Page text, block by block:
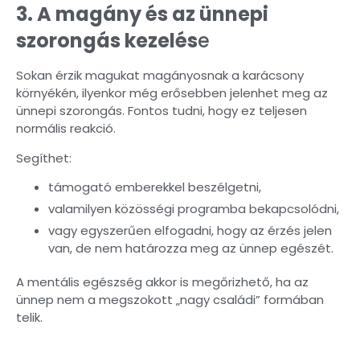
3. A magány és az ünnepi
szorongás kezelése
Sokan érzik magukat magányosnak a karácsony
környékén, ilyenkor még erősebben jelenhet meg az
ünnepi szorongás. Fontos tudni, hogy ez teljesen
normális reakció.
Segíthet:
támogató emberekkel beszélgetni,
valamilyen közösségi programba bekapcsolódni,
vagy egyszerűen elfogadni, hogy az érzés jelen
van, de nem határozza meg az ünnep egészét.
A mentális egészség akkor is megőrizhető, ha az
ünnep nem a megszokott „nagy családi” formában
telik.